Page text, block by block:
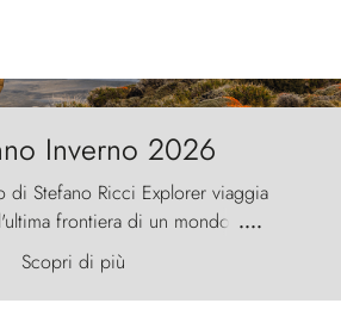
Inverno 2026
di Stefano Ricci Explorer viaggia
frontiera di un mondo
il vento scolpisce la natura con
e le Torres del Paine sfidano il
sentinelle di pietra.
....
Scopri di più